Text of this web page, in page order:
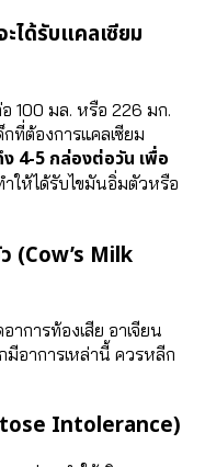
ได้รับแคลเซียม
100 มล. หรือ 226 มก.
ที่ต้องการแคลเซียม
4-5 กล่องต่อวัน เพื่อ
ให้ได้รับไขมันอิ่มตัวหรือ
(Cow’s Milk
าการท้องเสีย อาเจียน
อาการเหล่านี้ ควรหลีก
Intolerance)